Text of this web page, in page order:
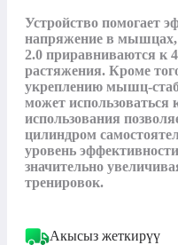
Устройство помогает
напряжение в мышцах,
2.0 приравниваются к
растяжения. Кроме
укреплению мышц-
может использоваться
использования
цилиндром
уровень
значительно
тренировок.
Акысыз жеткирүү